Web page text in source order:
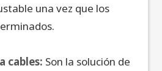
una vez que los
cables: Son la solución de